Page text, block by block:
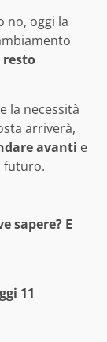
no, oggi la
resto
la necessità
arriverà,
avanti e
futuro.
sapere? E
11